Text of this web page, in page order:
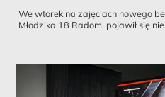
We wtorek na zajęciach nowego
Młodzika 18 Radom, pojawił się